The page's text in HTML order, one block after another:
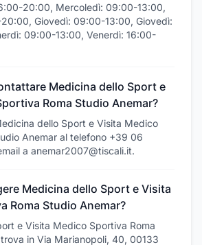
20:00, Mercoledì: 09:00-13:00,
Giovedì: 09:00-13:00, Giovedì:
09:00-13:00, Venerdì: 16:00-
Medicina dello Sport e
Roma Studio Anemar?
dello Sport e Visita Medico
Anemar al telefono +39 06
a anemar2007@tiscali.it.
Medicina dello Sport e Visita
Roma Studio Anemar?
e Visita Medico Sportiva Roma
in Via Marianopoli, 40, 00133